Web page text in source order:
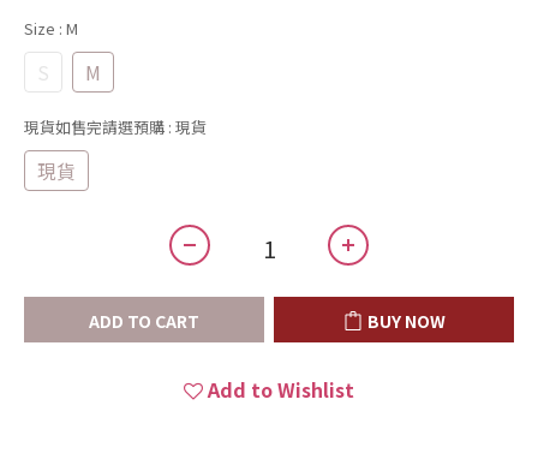
Size : M
S M
現貨如售完請選預購 : 現貨
現貨
ADD TO CART BUY NOW
Add to Wishlist